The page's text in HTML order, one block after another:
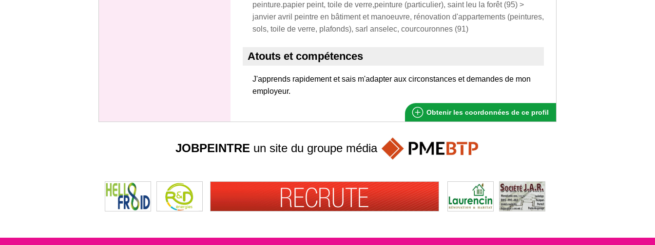
peinture.papier peint, toile de verre,peinture (particulier), saint leu la forêt (95) >
janvier avril peintre en bâtiment et manoeuvre, rénovation d'appartements (peintures,
sols, toile de verre, plafonds), sarl anselec, courcouronnes (91)
Atouts et compétences
J'apprends rapidement et sais m'adapter aux circonstances et demandes de mon
employeur.
Obtenir les coordonnées de ce profil
JOBPEINTRE un site du groupe média